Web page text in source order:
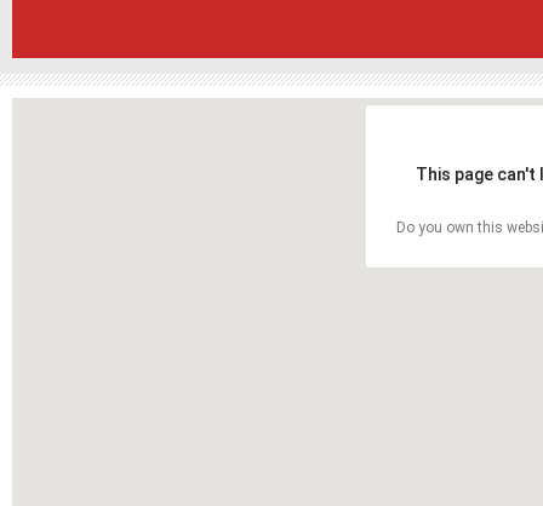
This page
Do you own this